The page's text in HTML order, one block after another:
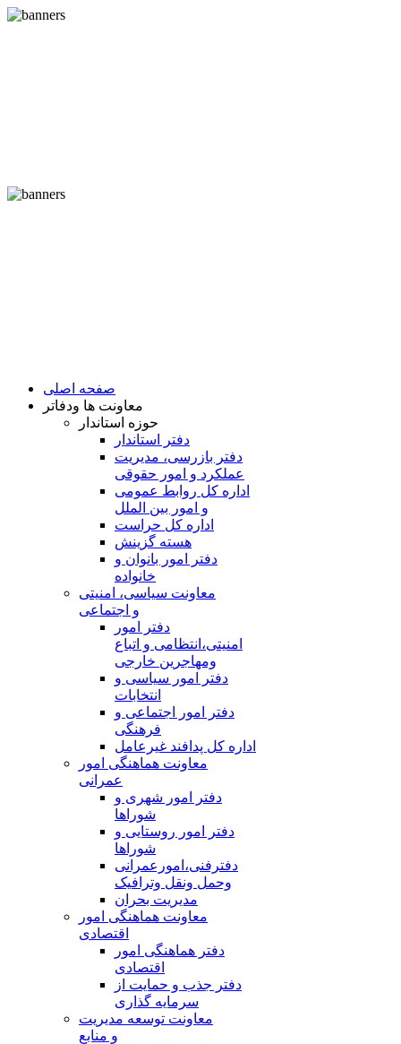
صفحه اصلی
معاونت ها ودفاتر
حوزه استاندار
دفتر استاندار
دفتر بازرسی، مدیریت
عملکرد و امور حقوقی
اداره کل روابط عمومی
و امور بین الملل
اداره کل حراست
هسته گزینش
دفتر امور بانوان و
خانواده
معاونت سیاسی، امنیتی
و اجتماعی
دفتر امور
امنيتی،انتظامی و اتباع
ومهاجرین خارجی
دفتر امور سیاسی و
انتخابات
دفتر امور اجتماعی و
فرهنگی
اداره کل پدافند غیرعامل
معاونت هماهنگی امور
عمرانی
دفتر امور شهری و
شوراها
دفتر امور روستایی و
شوراها
دفترفنی،امورعمرانی
وحمل ونقل وترافيک
مدیریت بحران
معاونت هماهنگی امور
اقتصادی
دفتر هماهنگی امور
اقتصادی
دفتر جذب و حمایت از
سرمایه گذاری
معاونت توسعه مدیریت
و منابع